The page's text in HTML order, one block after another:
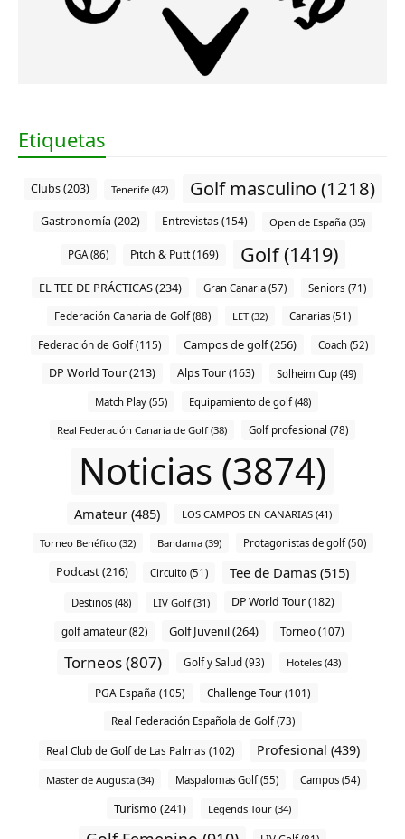
Etiquetas
Clubs (203) Tenerife (42) Golf masculino (1218)
Gastronomía (202) Entrevistas (154) Open de España (35)
PGA (86) Pitch & Putt (169) Golf (1419)
EL TEE DE PRÁCTICAS (234) Gran Canaria (57) Seniors (71)
Federación Canaria de Golf (88) LET (32) Canarias (51)
Federación de Golf (115) Campos de golf (256) Coach (52)
DP World Tour (213) Alps Tour (163) Solheim Cup (49)
Match Play (55) Equipamiento de golf (48)
Real Federación Canaria de Golf (38) Golf profesional (78)
Noticias (3874)
Amateur (485) LOS CAMPOS EN CANARIAS (41)
Torneo Benéfico (32) Bandama (39) Protagonistas de golf (50)
Podcast (216) Circuito (51) Tee de Damas (515)
Destinos (48) LIV Golf (31) DP World Tour (182)
golf amateur (82) Golf Juvenil (264) Torneo (107)
Torneos (807) Golf y Salud (93) Hoteles (43)
PGA España (105) Challenge Tour (101)
Real Federación Española de Golf (73)
Real Club de Golf de Las Palmas (102) Profesional (439)
Master de Augusta (34) Maspalomas Golf (55) Campos (54)
Turismo (241) Legends Tour (34)